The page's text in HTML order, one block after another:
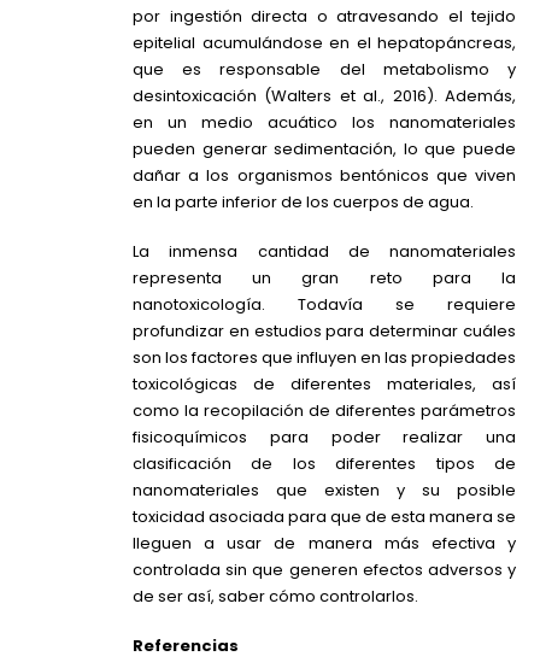
por ingestión directa o atravesando el tejido
epitelial acumulándose en el hepatopáncreas,
que es responsable del metabolismo y
desintoxicación (Walters et al., 2016). Además,
en un medio acuático los nanomateriales
pueden generar sedimentación, lo que puede
dañar a los organismos bentónicos que viven
en la parte inferior de los cuerpos de agua.
La inmensa cantidad de nanomateriales
representa un gran reto para la
nanotoxicología. Todavía se requiere
profundizar en estudios para determinar cuáles
son los factores que influyen en las propiedades
toxicológicas de diferentes materiales, así
como la recopilación de diferentes parámetros
fisicoquímicos para poder realizar una
clasificación de los diferentes tipos de
nanomateriales que existen y su posible
toxicidad asociada para que de esta manera se
lleguen a usar de manera más efectiva y
controlada sin que generen efectos adversos y
de ser así, saber cómo controlarlos.
Referencias